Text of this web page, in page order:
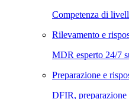
Competenza di
Rilevamento e
MDR esperto 24/7
Preparazione e
DFIR,